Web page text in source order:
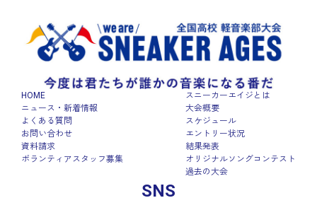
HOME
ニュース・新着情報
よくある質問
お問い合わせ
資料請求
ボランティアスタッフ募集
スニーカーエイジとは
大会概要
スケジュール
エントリー状況
結果発表
オリジナルソングコンテスト
過去の大会
SNS